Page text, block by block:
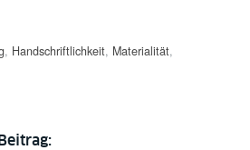
, Handschriftlichkeit, Materialität,